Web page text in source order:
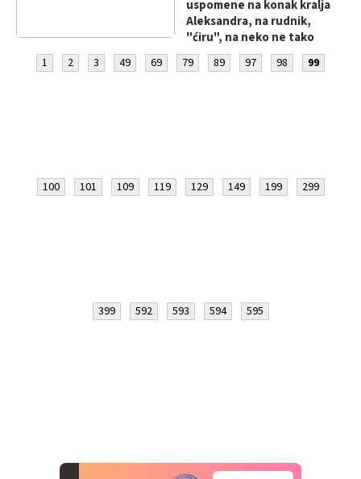
uspomene na konak kralja
Aleksandra, na rudnik,
"ćiru", na neko ne tako
davno doba!
1 2 3 49 69 79 89 97 98 99
100 101 109 119 129 149 199 299
399 592 593 594 595